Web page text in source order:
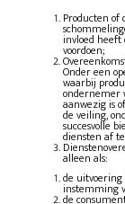
Producten of
invloed
voordoen;
Onder een
waarbij
ondernemer
aanwezig is
de veiling,
succesvolle
diensten af
alleen als:
de
instemming
de